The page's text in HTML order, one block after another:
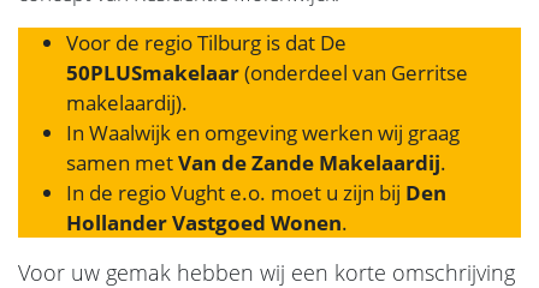
Voor de regio Tilburg is dat De
50PLUSmakelaar(onderdeel van Gerritse
makelaardij).
In Waalwijk en omgeving werken wij graag
samen metVan de Zande Makelaardij.
In de regio Vught e.o. moet u zijn bij Den
Hollander Vastgoed Wonen.
Voor uw gemak hebben wij een korte omschrijving